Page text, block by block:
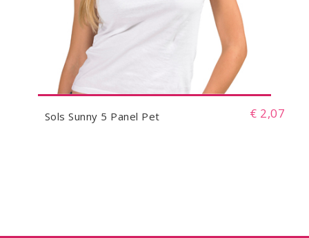
Sols Sunny 5 Panel Pet € 2,07